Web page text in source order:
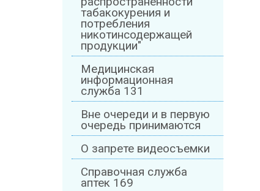
табакокурения и
потребления
никотинсодержащей
продукции"
Медицинская
информационная
служба 131
Вне очереди и в первую
очередь принимаются
О запрете видеосъемки
Справочная служба
аптек 169